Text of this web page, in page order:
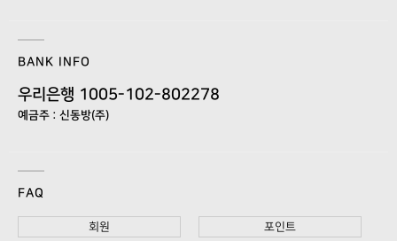
BANK INFO
우리은행 1005-102-802278
예금주 : 신동방(주)
FAQ
회원 포인트